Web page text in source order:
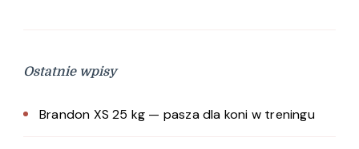
Ostatnie wpisy
Brandon XS 25 kg — pasza dla koni w treningu